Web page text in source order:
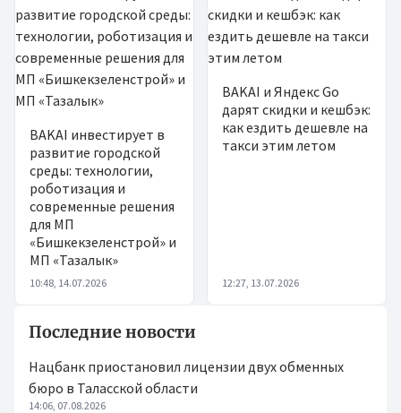
BAKAI инвестирует в
развитие городской
среды: технологии,
роботизация и
современные решения
для МП
«Бишкекзеленстрой» и
МП «Тазалык»
10:48, 14.07.2026
BAKAI и Яндекс Go
дарят скидки и кешбэк:
как ездить дешевле на
такси этим летом
12:27, 13.07.2026
Последние новости
Нацбанк приостановил лицензии двух обменных
бюро в Таласской области
14:06, 07.08.2026